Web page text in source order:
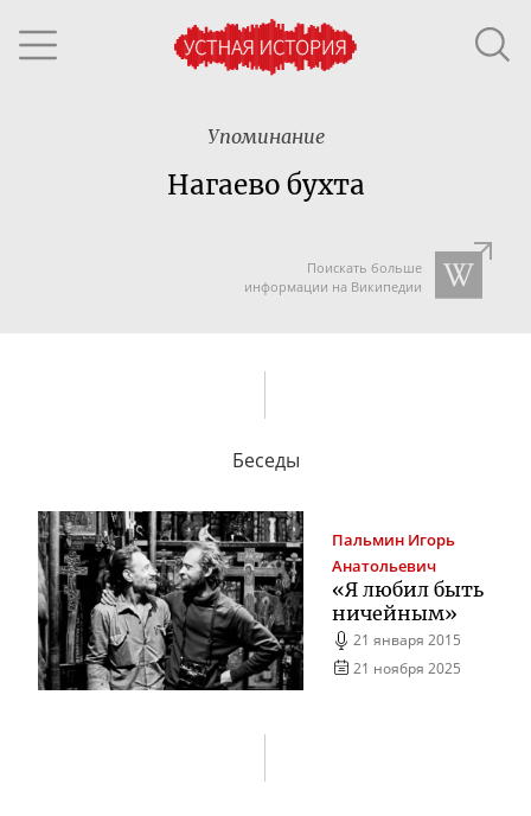
Упоминание
Нагаево бухта
Поискать больше
информации на Википедии
Беседы
Пальмин Игорь
Анатольевич
«Я любил быть
ничейным»
21 января 2015
21 ноября 2025